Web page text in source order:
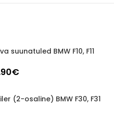
suunatuled BMW F10, F11
€
(2-osaline) BMW F30, F31